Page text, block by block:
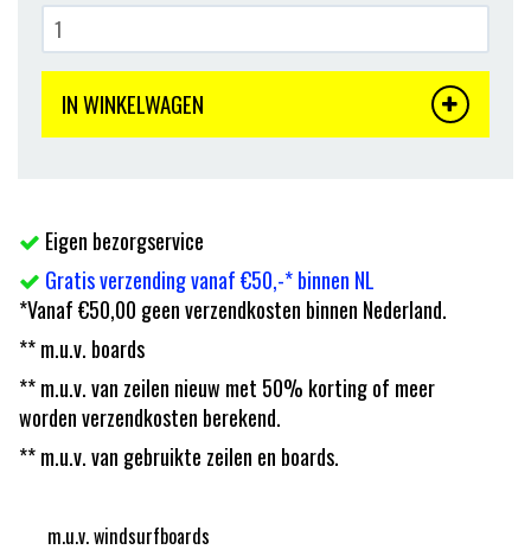
IN WINKELWAGEN
Eigen bezorgservice
Gratis verzending vanaf €50,-* binnen NL
*Vanaf €50,00 geen verzendkosten binnen Nederland.
** m.u.v. boards
** m.u.v. van zeilen nieuw met 50% korting of meer
worden verzendkosten berekend.
** m.u.v. van gebruikte zeilen en boards.
m.u.v. windsurfboards